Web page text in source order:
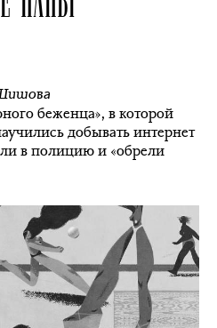
беженца», в которой
добывать интернет
в полицию и «обрели